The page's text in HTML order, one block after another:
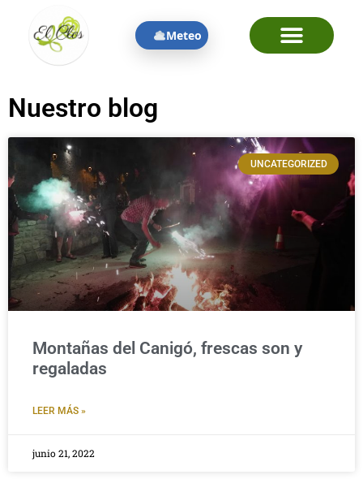
Meteo
Nuestro blog
UNCATEGORIZED
Montañas del Canigó, frescas son y
regaladas
LEER MÁS »
junio 21, 2022